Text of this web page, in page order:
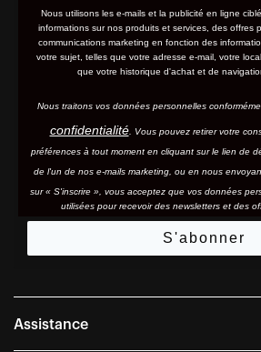
Nous utilisons les e-mails et la publicité en ligne
informations sur nos produits et services, des offres
communications marketing en fonction des
votre sujet, telles que votre adresse e-mail, votre
que votre historique d'achat et de
Nous traitons vos données personnelles
confidentialité. Vous pouvez retirer votre
préférences à tout moment en cliquant sur le lien de
de l'un de nos e-mails marketing, ou en nous
sur « S'inscrire », vous acceptez que vos données
utilisées pour recevoir des newsletters et des
S'abonner
Assistance